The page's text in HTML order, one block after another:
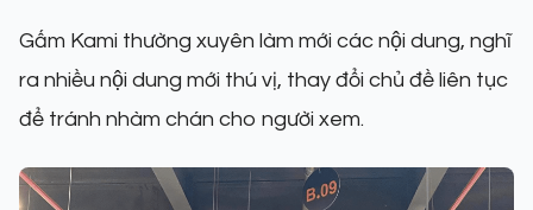
Gấm Kami thường xuyên làm mới các nội dung, nghĩ
ra nhiều nội dung mới thú vị, thay đổi chủ đề liên tục
để tránh nhàm chán cho người xem.